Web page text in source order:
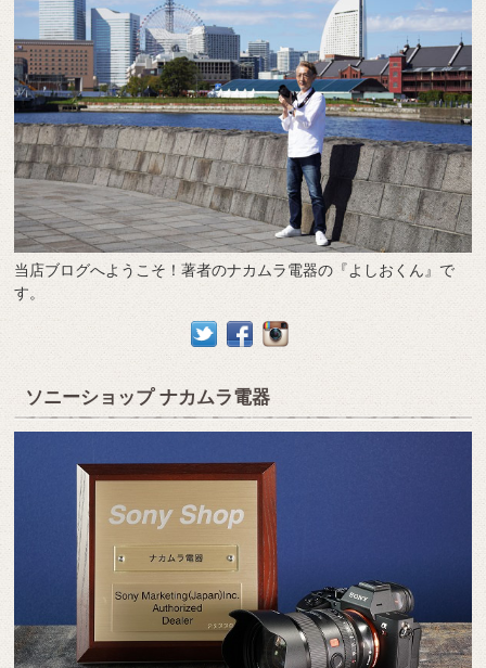
当店ブログへようこそ！著者のナカムラ電器の『よしおくん』で
す。
ソニーショップ ナカムラ電器